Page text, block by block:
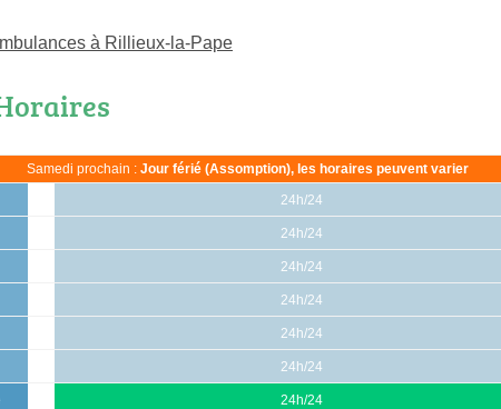
à Rillieux-la-Pape
Samedi prochain : Jour férié (Assomption), les horaires peuvent varier
24h/24
24h/24
24h/24
24h/24
24h/24
24h/24
24h/24